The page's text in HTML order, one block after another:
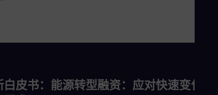
白皮书：能源转型融资：应对快速变化的